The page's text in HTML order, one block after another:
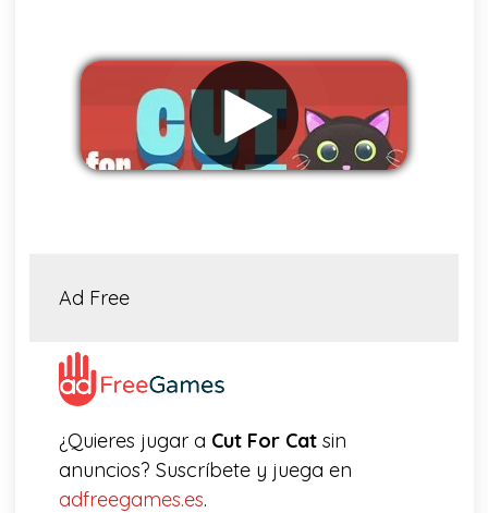
Ad Free
¿Quieres jugar a Cut For Cat sin
anuncios? Suscríbete y juega en
adfreegames.es.